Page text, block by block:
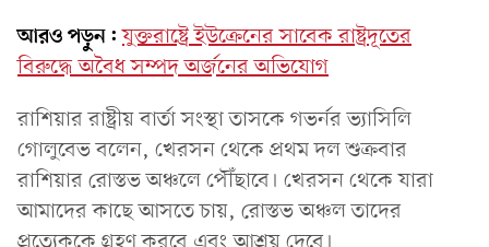
আরও পড়ুন: যুক্তরাষ্ট্রে ইউক্রেনের সাবেক রাষ্ট্রদূতের
বিরুদ্ধে অবৈধ সম্পদ অর্জনের অভিযোগ
রাশিয়ার রাষ্ট্রীয় বার্তা সংস্থা তাসকে গভর্নর ভ্যাসিলি
গোলুবেভ বলেন, খেরসন থেকে প্রথম দল শুক্রবার
রাশিয়ার রোস্তভ অঞ্চলে পৌঁছাবে। খেরসন থেকে যারা
আমাদের কাছে আসতে চায়, রোস্তভ অঞ্চল তাদের